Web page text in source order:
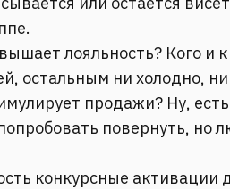
лояльность? Кого и
остальным ни холодно,
продажи? Ну,
повернуть, но
конкурсные активации